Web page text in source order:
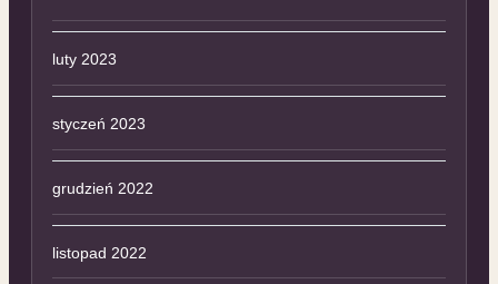
luty 2023
styczeń 2023
grudzień 2022
listopad 2022